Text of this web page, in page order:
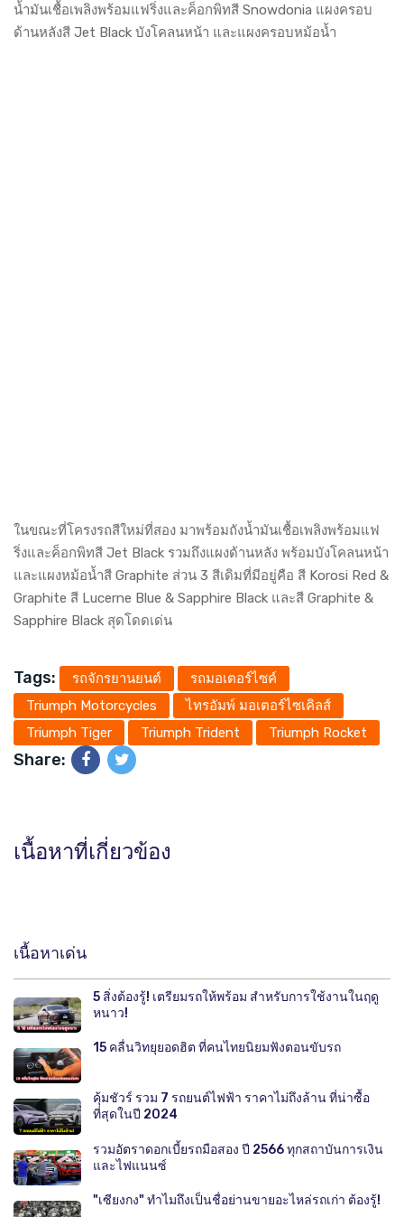
น้ำมันเชื้อเพลิงพร้อมแฟริ่งและค็อกพิทสี Snowdonia แผงครอบ
ด้านหลังสี Jet Black บังโคลนหน้า และแผงครอบหม้อน้ำ
ในขณะที่โครงรถสีใหม่ที่สอง มาพร้อมถังน้ำมันเชื้อเพลิงพร้อมแฟ
ริ่งและค็อกพิทสี Jet Black รวมถึงแผงด้านหลัง พร้อมบังโคลนหน้า
และแผงหม้อน้ำสี Graphite ส่วน 3 สีเดิมที่มีอยู่คือ สี Korosi Red &
Graphite สี Lucerne Blue & Sapphire Black และสี Graphite &
Sapphire Black สุดโดดเด่น
Tags: รถจักรยานยนต์
รถมอเตอร์ไซค์
Triumph Motorcycles
ไทรอัมพ์ มอเตอร์ไซเคิลส์
Triumph Tiger
Triumph Trident Triumph Rocket
Share:
เนื้อหาที่เกี่ยวข้อง
เนื้อหาเด่น
5 สิ่งต้องรู้! เตรียมรถให้พร้อม สำหรับการใช้งานในฤดู
หนาว!
15 คลื่นวิทยุยอดฮิต ที่คนไทยนิยมฟังตอนขับรถ
คุ้มชัวร์ รวม 7 รถยนต์ไฟฟ้า ราคาไม่ถึงล้าน ที่น่าซื้อ
ที่สุดในปี 2024
รวมอัตราดอกเบี้ยรถมือสอง ปี 2566 ทุกสถาบันการเงิน
และไฟแนนซ์
"เซียงกง" ทำไมถึงเป็นชื่อย่านขายอะไหล่รถเก่า ต้องรู้!